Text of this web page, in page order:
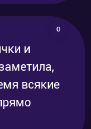
0
и
всякие